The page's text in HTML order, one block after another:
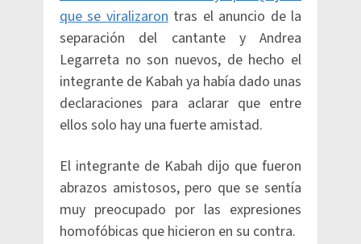
que se viralizaron tras el anuncio de la
separación del cantante y Andrea
Legarreta no son nuevos, de hecho el
integrante de Kabah ya había dado unas
declaraciones para aclarar que entre
ellos solo hay una fuerte amistad.
El integrante de Kabah dijo que fueron
abrazos amistosos, pero que se sentía
muy preocupado por las expresiones
homofóbicas que hicieron en su contra.